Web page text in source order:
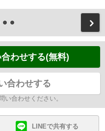
わせする(無料)
合わせする
い合わせください。
LINEで共有する